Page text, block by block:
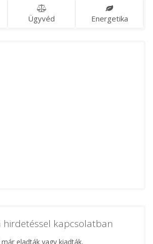
Ügyvéd Energetika
hirdetéssel kapcsolatban
eladták vagy kiadták.